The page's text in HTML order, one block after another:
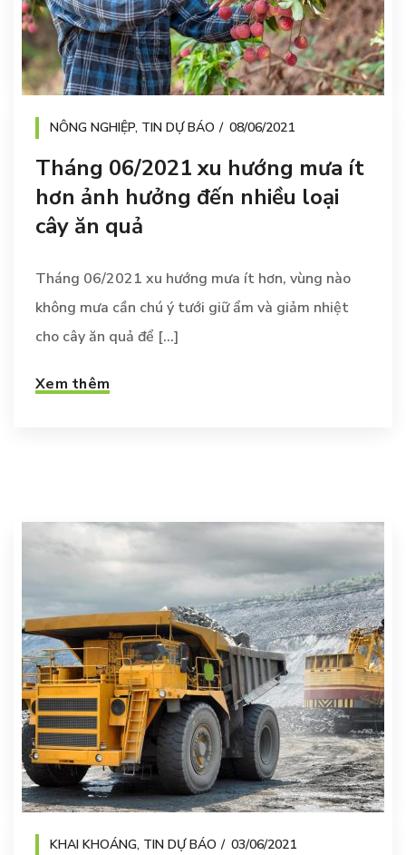
NÔNG NGHIỆP, TIN DỰ BÁO 08/06/2021
Tháng 06/2021 xu hướng mưa ít
hơn ảnh hưởng đến nhiều loại
cây ăn quả
Tháng 06/2021 xu hướng mưa ít hơn, vùng nào
không mưa cần chú ý tưới giữ ẩm và giảm nhiệt
cho cây ăn quả để [...]
Xem thêm
KHAI KHOÁNG, TIN DỰ BÁO 03/06/2021